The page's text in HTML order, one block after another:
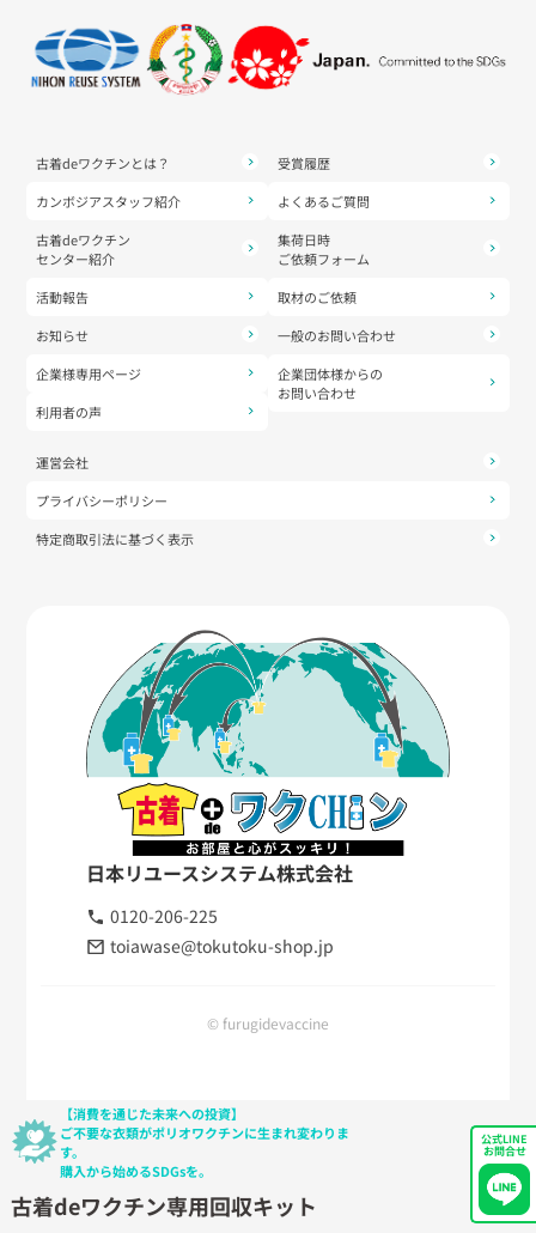
古着deワクチンとは？
カンボジアスタッフ紹介
古着deワクチン
センター紹介
活動報告
お知らせ
企業様専用ページ
利用者の声
受賞履歴
よくあるご質問
集荷日時
ご依頼フォーム
取材のご依頼
一般のお問い合わせ
企業団体様からの
お問い合わせ
運営会社
プライバシーポリシー
特定商取引法に基づく表示
日本リユースシステム株式会社
0120-206-225
toiawase@tokutoku-shop.jp
© furugidevaccine
公式LINE
お問合せ
【消費を通じた未来への投資】
ご不要な衣類がポリオワクチンに生まれ変わりま
す。
購入から始めるSDGsを。
古着deワクチン専用回収キット